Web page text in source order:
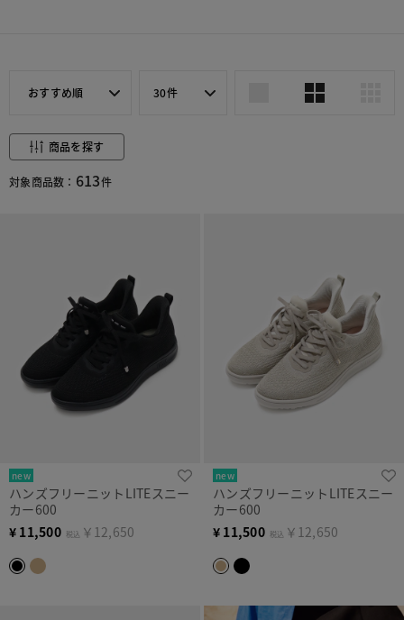
おすすめ順 30件
商品を探す
対象商品数： 613件
new
ハンズフリーニットLITEスニー
カー600
¥ 11,500 税込 ￥12,650
new
ハンズフリーニットLITEスニー
カー600
¥ 11,500 税込 ￥12,650